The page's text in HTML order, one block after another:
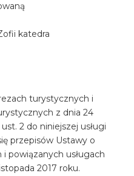
katedra
turystycznych i
z dnia 24
2 do niniejszej usługi
przepisów Ustawy o
powiązanych usługach
2017 roku.